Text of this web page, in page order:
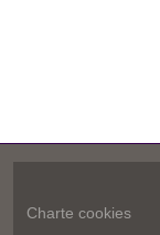
Charte cookies